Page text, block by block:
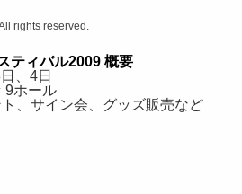
rights reserved.
ティバル2009 概要
、4日
9ホール
ト、サイン会、グッズ販売など